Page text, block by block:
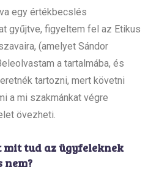
egy értékbecslés
gyűjtve, figyeltem fel az Etikus
(amelyet Sándor
a tartalmába, és
tartozni, mert követni
a mi szakmánkat végre
övezheti.
mit tud az ügyfeleknek